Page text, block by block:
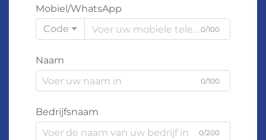
Mobiel/WhatsApp
Code
0/100
Naam
0/100
Bedrijfsnaam
0/200